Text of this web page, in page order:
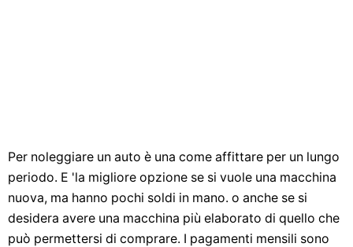
Per noleggiare un auto è una come affittare per un lungo
periodo. E 'la migliore opzione se si vuole una macchina
nuova, ma hanno pochi soldi in mano. o anche se si
desidera avere una macchina più elaborato di quello che
può permettersi di comprare. I pagamenti mensili sono